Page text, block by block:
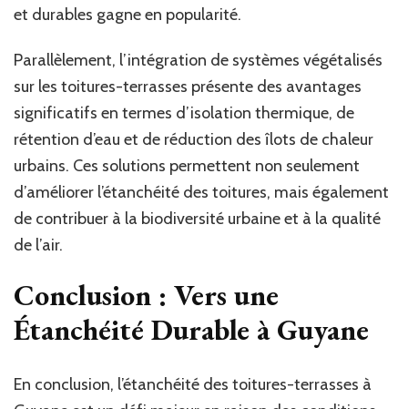
et durables gagne en popularité.
Parallèlement, l’intégration de systèmes végétalisés
sur les toitures-terrasses présente des avantages
significatifs en termes d’isolation thermique, de
rétention d’eau et de réduction des îlots de chaleur
urbains. Ces solutions permettent non seulement
d’améliorer l’étanchéité des toitures, mais également
de contribuer à la biodiversité urbaine et à la qualité
de l’air.
Conclusion : Vers une
Étanchéité Durable à Guyane
En conclusion, l’étanchéité des toitures-terrasses à